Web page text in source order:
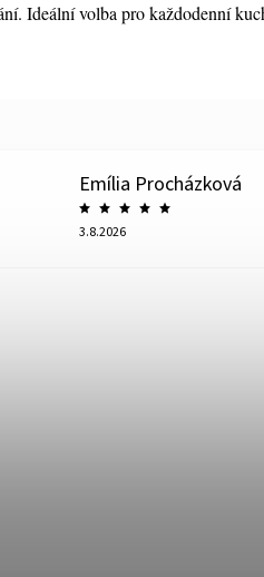
Ideální volba pro každodenní
Emília Procházková
3.8.2026